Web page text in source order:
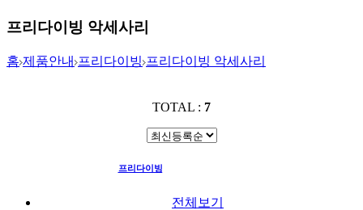
프리다이빙 악세사리
홈 제품안내 프리다이빙 프리다이빙 악세사리
TOTAL : 7
프리다이빙
전체보기